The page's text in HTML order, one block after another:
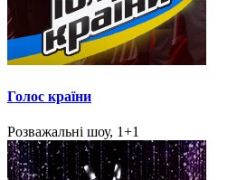
Голос країни
Розважальні шоу, 1+1